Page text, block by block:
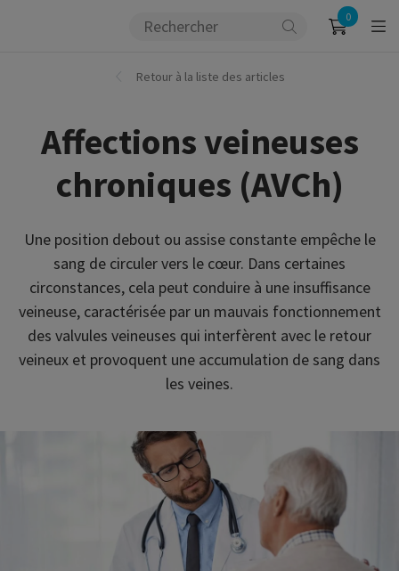
0
Retour à la liste des articles
Affections veineuses
chroniques (AVCh)
Une position debout ou assise constante empêche le
sang de circuler vers le cœur. Dans certaines
circonstances, cela peut conduire à une insuffisance
veineuse, caractérisée par un mauvais fonctionnement
des valvules veineuses qui interfèrent avec le retour
veineux et provoquent une accumulation de sang dans
les veines.